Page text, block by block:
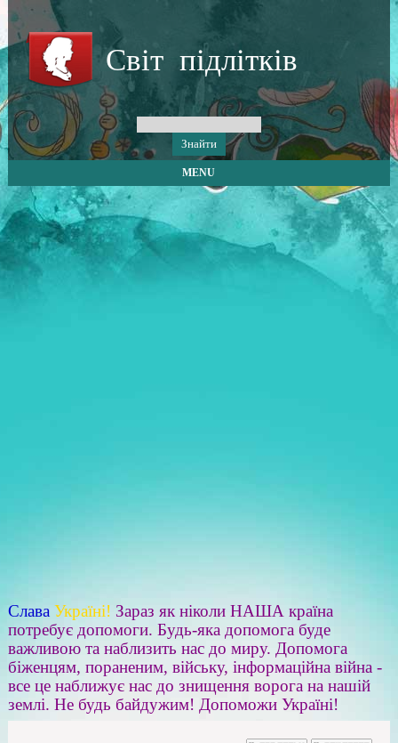
Світ підлітків
MENU
Слава Україні! Зараз як ніколи НАША країна
потребує допомоги. Будь-яка допомога буде
важливою та наблизить нас до миру. Допомога
біженцям, пораненим, війську, інформаційна війна -
все це наближує нас до знищення ворога на нашій
землі. Не будь байдужим! Допоможи Україні!